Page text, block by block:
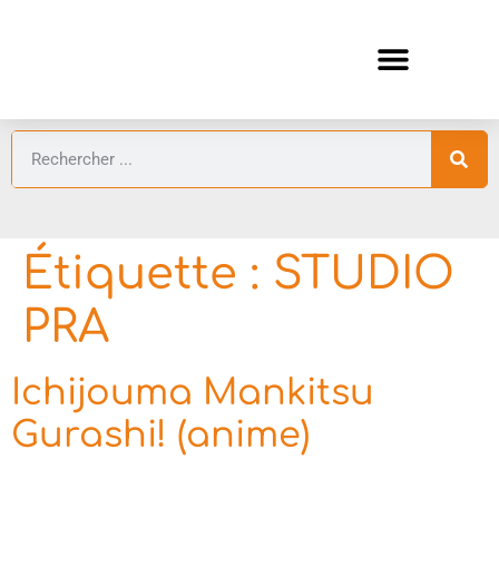
Étiquette : STUDIO
PRA
Ichijouma Mankitsu
Gurashi! (anime)